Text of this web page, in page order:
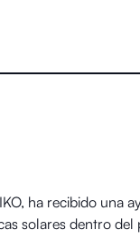
ha recibido una
solares dentro